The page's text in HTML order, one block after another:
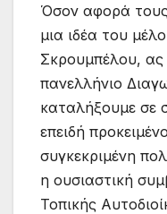
Όσον αφορά
μια ιδέα του
Σκρουμπέλου, ας
πανελλήνιο
καταλήξουμε σε
επειδή
συγκεκριμένη
η ουσιαστική
Τοπικής